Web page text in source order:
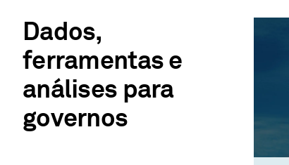
Dados,
ferramentas e
análises para
governos